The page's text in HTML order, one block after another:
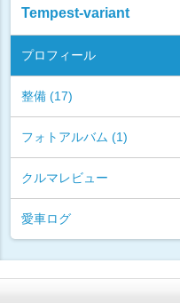
Tempest-variant
プロフィール
整備 (17)
フォトアルバム (1)
クルマレビュー
愛車ログ